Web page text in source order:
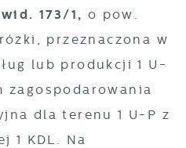
173/1, o pow.
przeznaczona w
lub produkcji 1 U-
zagospodarowania
dla terenu 1 U-P z
1 KDL. Na